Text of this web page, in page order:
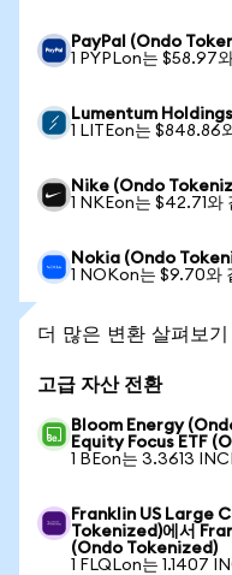
PayPal (Ondo
1 PYPLon는 $58.97
Lumentum
1 LITEon는 $848.86
Nike (Ondo
1 NKEon는 $42.71와
Nokia (Ondo
1 NOKon는 $9.70와
더 많은 변환 살펴보기
고급 자산 전환
Bloom Energy
Equity Focus ETF
1 BEon는 3.3613
Franklin US Large
Tokenized)에서
(Ondo Tokenized)
1 FLQLon는 1.1407